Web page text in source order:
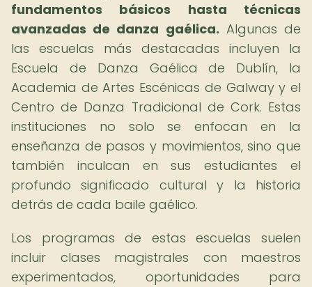
fundamentos básicos hasta técnicas
avanzadas de danza gaélica. Algunas de
las escuelas más destacadas incluyen la
Escuela de Danza Gaélica de Dublín, la
Academia de Artes Escénicas de Galway y el
Centro de Danza Tradicional de Cork. Estas
instituciones no solo se enfocan en la
enseñanza de pasos y movimientos, sino que
también inculcan en sus estudiantes el
profundo significado cultural y la historia
detrás de cada baile gaélico.
Los programas de estas escuelas suelen
incluir clases magistrales con maestros
experimentados, oportunidades para